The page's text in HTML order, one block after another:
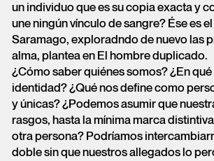
un individuo que es su copia exacta y
une ningún vínculo de sangre? Ése es
Saramago, exploradndo de nuevo las
alma, plantea en El hombre duplicado.
¿Cómo saber quiénes somos? ¿En
identidad? ¿Qué nos define como
y únicas? ¿Podemos asumir que
rasgos, hasta la mínima marca
otra persona? Podríamos
doble sin que nuestros allegados lo